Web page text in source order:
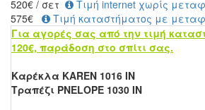
520€ / σετ
Τιμή internet χωρίς
575€
Τιμή καταστήματος με
Για αγορές σας από την τιμή
120€, παράδοση στο σπίτι σας.
Καρέκλα KAREN 1016 ΙΝ
Τραπέζι PNELOPE 1030 IN